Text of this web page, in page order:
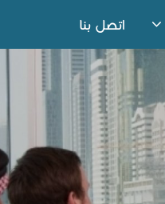
اتصل بنا